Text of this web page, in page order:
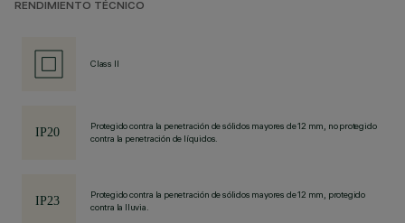
RENDIMIENTO TÉCNICO
Class II
Protegido contra la penetración de sólidos mayores de 12 mm, no protegido
contra la penetración de líquidos.
Protegido contra la penetración de sólidos mayores de 12 mm, protegido
contra la lluvia.